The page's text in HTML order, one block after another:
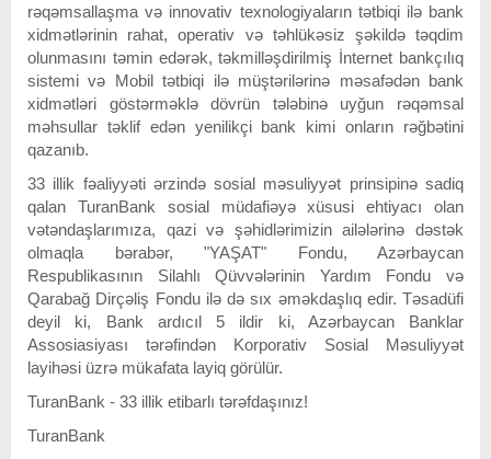
rəqəmsallaşma və innovativ texnologiyaların tətbiqi ilə bank
xidmətlərinin rahat, operativ və təhlükəsiz şəkildə təqdim
olunmasını təmin edərək, təkmilləşdirilmiş İnternet bankçılıq
sistemi və Mobil tətbiqi ilə müştərilərinə məsafədən bank
xidmətləri göstərməklə dövrün tələbinə uyğun rəqəmsal
məhsullar təklif edən yenilikçi bank kimi onların rəğbətini
qazanıb.
33 illik fəaliyyəti ərzində sosial məsuliyyət prinsipinə sadiq
qalan TuranBank sosial müdafiəyə xüsusi ehtiyacı olan
vətəndaşlarımıza, qazi və şəhidlərimizin ailələrinə dəstək
olmaqla bərabər, "YAŞAT" Fondu, Azərbaycan
Respublikasının Silahlı Qüvvələrinin Yardım Fondu və
Qarabağ Dirçəliş Fondu ilə də sıx əməkdaşlıq edir. Təsadüfi
deyil ki, Bank ardıcıl 5 ildir ki, Azərbaycan Banklar
Assosiasiyası tərəfindən Korporativ Sosial Məsuliyyət
layihəsi üzrə mükafata layiq görülür.
TuranBank - 33 illik etibarlı tərəfdaşınız!
TuranBank